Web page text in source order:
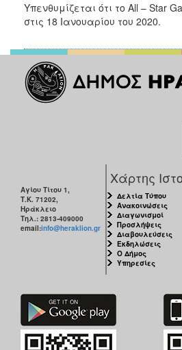
Υπενθυμίζεται ότι το All – Star
στις 18 Ιανουαρίου του 2020.
Αγίου Τίτου 1,
Τ.Κ. 71202,
Ηράκλειο
Τηλ.: 2813-409000
email:info@heraklion.gr
Χάρτης
Δελτία Τύπου
Ανακοινώσεις
Διαγωνισμοί
Προσλήψεις
Διαβουλεύσεις
Εκδηλώσεις
Ο Δήμος
Υπηρεσίες